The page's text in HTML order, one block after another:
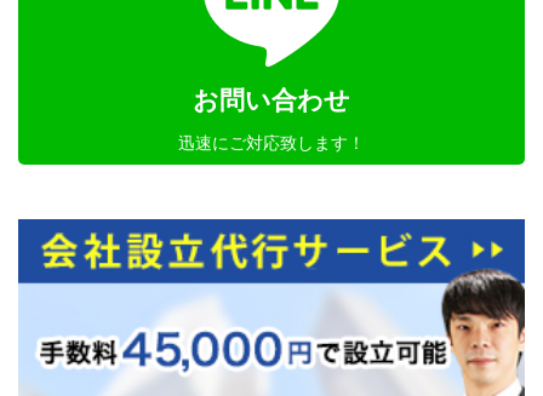
お問い合わせ
迅速にご対応致します！